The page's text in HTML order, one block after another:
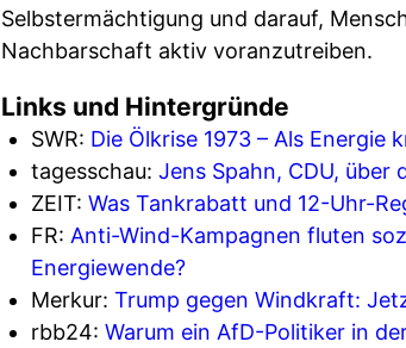
Selbstermächtigung und darauf,
Nachbarschaft aktiv voranzutreiben.
Links und Hintergründe
SWR: Die Ölkrise 1973 – Als Energie
tagesschau: Jens Spahn, CDU, über
ZEIT: Was Tankrabatt und 12-Uhr-
FR: Anti-Wind-Kampagnen fluten
Energiewende?
Merkur: Trump gegen Windkraft:
rbb24: Warum ein AfD-Politiker in